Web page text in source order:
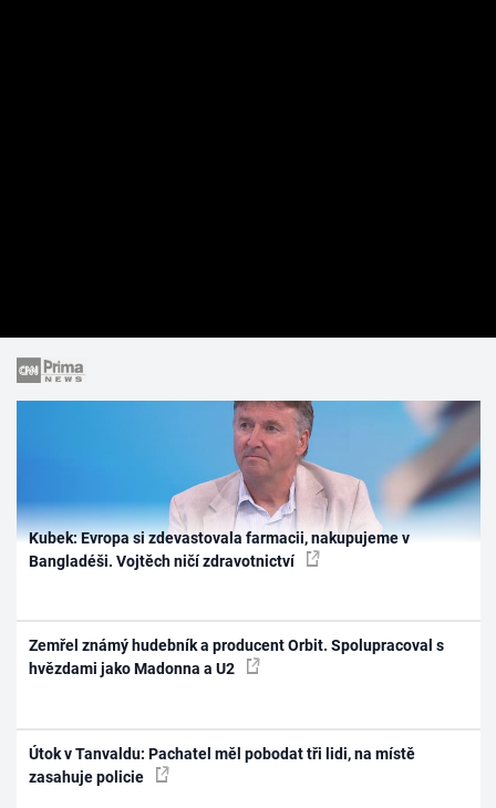
Kubek: Evropa si zdevastovala farmacii, nakupujeme v
Bangladéši. Vojtěch ničí zdravotnictví
Zemřel známý hudebník a producent Orbit. Spolupracoval s
hvězdami jako Madonna a U2
Útok v Tanvaldu: Pachatel měl pobodat tři lidi, na místě
zasahuje policie